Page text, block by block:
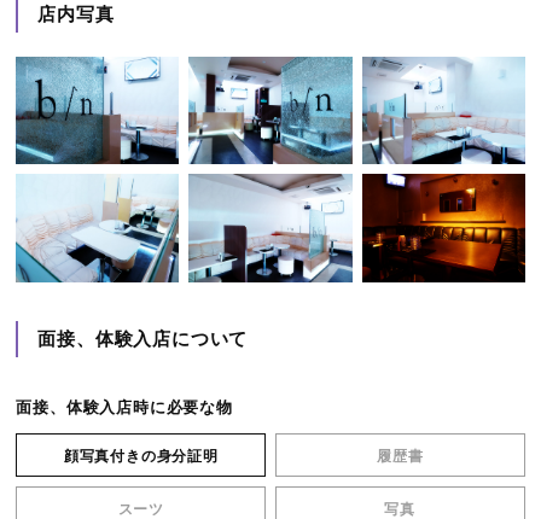
店内写真
面接、体験入店について
面接、体験入店時に必要な物
顔写真付きの身分証明 履歴書
スーツ 写真